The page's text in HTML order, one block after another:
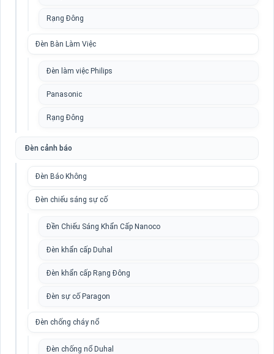
Rạng Đông
Đèn Bàn Làm Việc
Đèn làm việc Philips
Panasonic
Rạng Đông
Đèn cảnh báo
Đèn Báo Không
Đèn chiếu sáng sự cố
Đền Chiếu Sáng Khẩn Cấp Nanoco
Đèn khẩn cấp Duhal
Đèn khẩn cấp Rạng Đông
Đèn sự cố Paragon
Đèn chống cháy nổ
Đèn chống nổ Duhal